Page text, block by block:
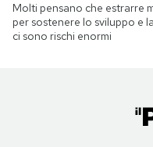
Molti pensano che estrarre
per sostenere lo sviluppo e
ci sono rischi enormi